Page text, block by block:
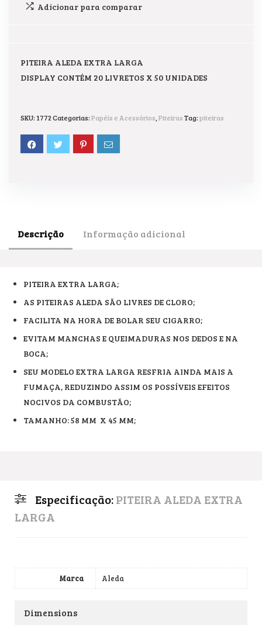
Adicionar para comparar
PITEIRA ALEDA EXTRA LARGA
DISPLAY CONTÉM 20 LIVRETOS X 50 UNIDADES
SKU: 1772Categorias:Papéis e Acessórios PiteirasTag:piteiras
Descrição Informação adicional
PITEIRA EXTRA LARGA;
AS PITEIRAS ALEDA SÃO LIVRES DE CLORO;
FACILITA NA HORA DE BOLAR SEU CIGARRO;
EVITAM MANCHAS E QUEIMADURAS NOS DEDOS E NA
BOCA;
SEU MODELO EXTRA LARGA RESFRIA AINDA MAIS A
FUMAÇA, REDUZINDO ASSIM OS POSSÍVEIS EFEITOS
NOCIVOS DA COMBUSTÃO;
TAMANHO: 58 MM X 45 MM;
Especificação:PITEIRA ALEDA EXTRA
LARGA
Marca Aleda
Dimensions